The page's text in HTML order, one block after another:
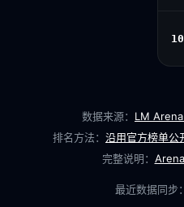
10
数据来源： LM
排名方法： 沿用官方榜单公
完整说明：
最近数据同步：